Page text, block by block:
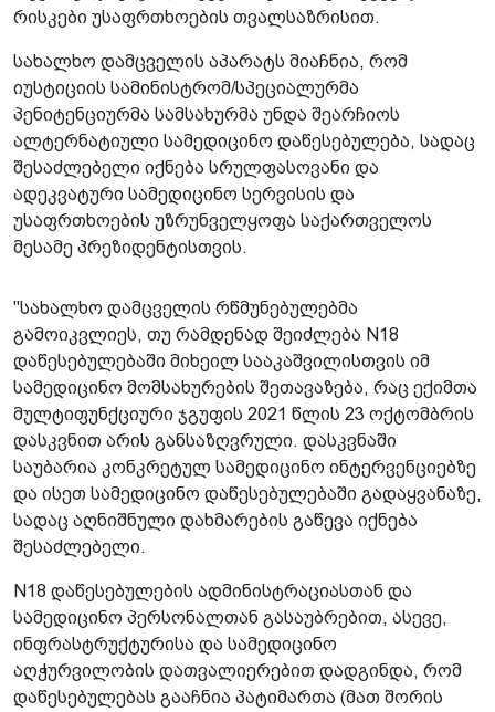
რისკები უსაფრთხოების თვალსაზრისით.
სახალხო დამცველის აპარატს მიაჩნია, რომ
იუსტიციის სამინისტრომ/სპეციალურმა
პენიტენციურმა სამსახურმა უნდა შეარჩიოს
ალტერნატიული სამედიცინო დაწესებულება, სადაც
შესაძლებელი იქნება სრულფასოვანი და
ადეკვატური სამედიცინო სერვისის და
უსაფრთხოების უზრუნველყოფა საქართველოს
მესამე პრეზიდენტისთვის.
"სახალხო დამცველის რწმუნებულებმა
გამოიკვლიეს, თუ რამდენად შეიძლება N18
დაწესებულებაში მიხეილ სააკაშვილისთვის იმ
სამედიცინო მომსახურების შეთავაზება, რაც ექიმთა
მულტიფუნქციური ჯგუფის 2021 წლის 23 ოქტომბრის
დასკვნით არის განსაზღვრული. დასკვნაში
საუბარია კონკრეტულ სამედიცინო ინტერვენციებზე
და ისეთ სამედიცინო დაწესებულებაში გადაყვანაზე,
სადაც აღნიშნული დახმარების გაწევა იქნება
შესაძლებელი.
N18 დაწესებულების ადმინისტრაციასთან და
სამედიცინო პერსონალთან გასაუბრებით, ასევე,
ინფრასტრუქტურისა და სამედიცინო
აღჭურვილობის დათვალიერებით დადგინდა, რომ
დაწესებულებას გააჩნია პატიმართა (მათ შორის